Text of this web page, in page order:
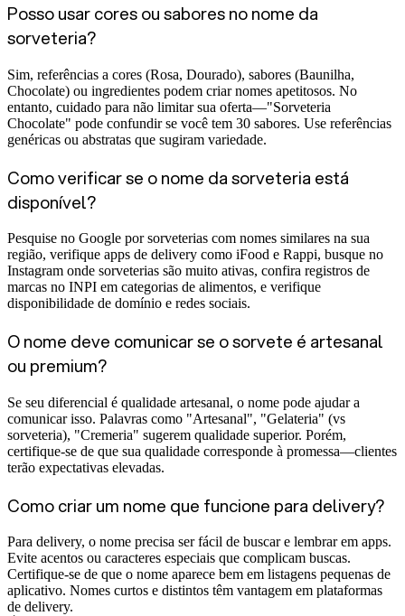
Posso usar cores ou sabores no nome da
sorveteria?
Sim, referências a cores (Rosa, Dourado), sabores (Baunilha,
Chocolate) ou ingredientes podem criar nomes apetitosos. No
entanto, cuidado para não limitar sua oferta—"Sorveteria
Chocolate" pode confundir se você tem 30 sabores. Use referências
genéricas ou abstratas que sugiram variedade.
Como verificar se o nome da sorveteria está
disponível?
Pesquise no Google por sorveterias com nomes similares na sua
região, verifique apps de delivery como iFood e Rappi, busque no
Instagram onde sorveterias são muito ativas, confira registros de
marcas no INPI em categorias de alimentos, e verifique
disponibilidade de domínio e redes sociais.
O nome deve comunicar se o sorvete é artesanal
ou premium?
Se seu diferencial é qualidade artesanal, o nome pode ajudar a
comunicar isso. Palavras como "Artesanal", "Gelateria" (vs
sorveteria), "Cremeria" sugerem qualidade superior. Porém,
certifique-se de que sua qualidade corresponde à promessa—clientes
terão expectativas elevadas.
Como criar um nome que funcione para delivery?
Para delivery, o nome precisa ser fácil de buscar e lembrar em apps.
Evite acentos ou caracteres especiais que complicam buscas.
Certifique-se de que o nome aparece bem em listagens pequenas de
aplicativo. Nomes curtos e distintos têm vantagem em plataformas
de delivery.